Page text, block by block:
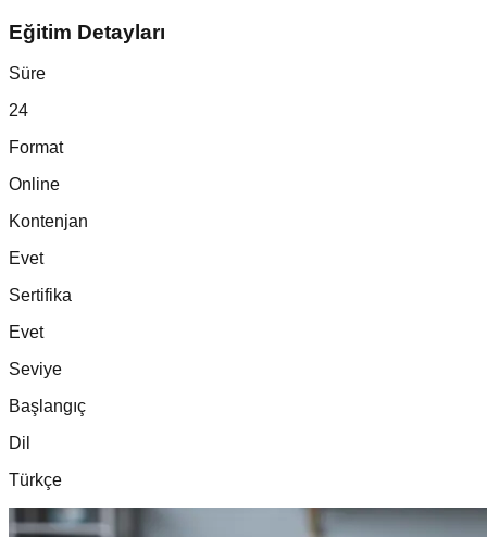
Eğitim Detayları
Süre
24
Format
Online
Kontenjan
Evet
Sertifika
Evet
Seviye
Başlangıç
Dil
Türkçe